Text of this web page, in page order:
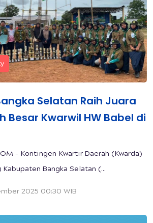
Selatan Raih Juara
Besar Kwarwil HW Babel di
– Kontingen Kwartir Daerah (Kwarda)
Bangka Selatan (...
2025 00:30 WIB